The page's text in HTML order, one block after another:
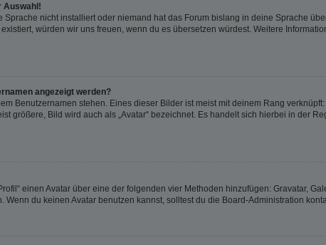
Auswahl!
nicht installiert oder niemand hat das Forum bislang in deine Sprache
würden wir uns freuen, wenn du es übersetzen würdest. Weitere
angezeigt werden?
Benutzernamen stehen. Eines dieser Bilder ist meist mit deinem Rang
größere, Bild wird auch als „Avatar“ bezeichnet. Es handelt sich hierbei in der
einen Avatar über eine der folgenden vier Methoden hinzufügen: Gravatar,
du keinen Avatar benutzen kannst, solltest du die Board-Administration